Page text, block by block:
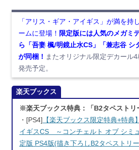
「アリス・ギア・アイギス」が満を持
ームに登場！ 限定版には人気のメガミ
ら「吾妻 楓/明鏡止水CS」「兼志谷 シ
が同梱！ またオリジナル限定デカール
発売予定。
楽天ブックス
※楽天ブックス特典：「B2タペストリ
・[PS4] 【楽天ブックス限定特典+特典
イギスCS ～コンチェルト オブ シミ
定版 PS4版(描き下ろしB2タペストリ